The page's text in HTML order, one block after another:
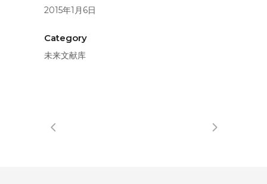
2015年1月6日
Category
未来文献库